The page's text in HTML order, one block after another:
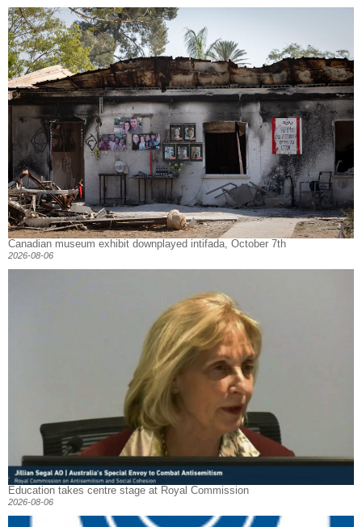
Canadian museum exhibit downplayed intifada, October 7th
2026-08-06
Education takes centre stage at Royal Commission
2026-08-06